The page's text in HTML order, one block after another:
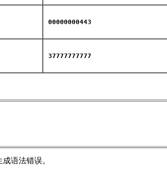
00000000443
37777777777
语法错误。